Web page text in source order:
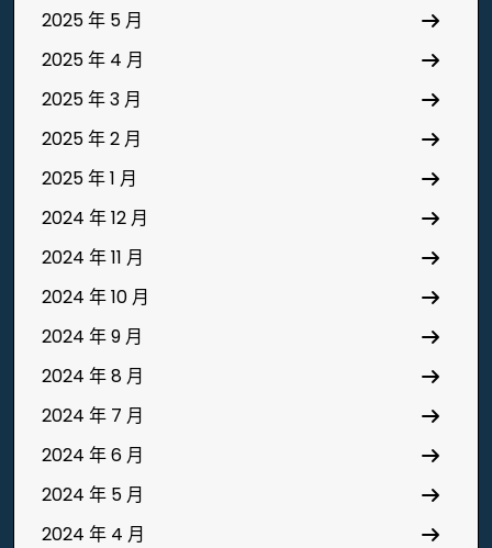
2025 年 5 月
2025 年 4 月
2025 年 3 月
2025 年 2 月
2025 年 1 月
2024 年 12 月
2024 年 11 月
2024 年 10 月
2024 年 9 月
2024 年 8 月
2024 年 7 月
2024 年 6 月
2024 年 5 月
2024 年 4 月